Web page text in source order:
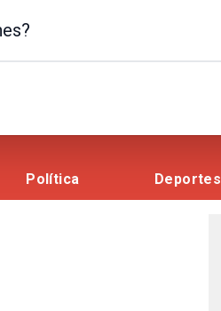
Política Deportes